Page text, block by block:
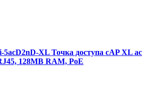
XL Точка доступа cAP XL ac
128MB RAM, PoE